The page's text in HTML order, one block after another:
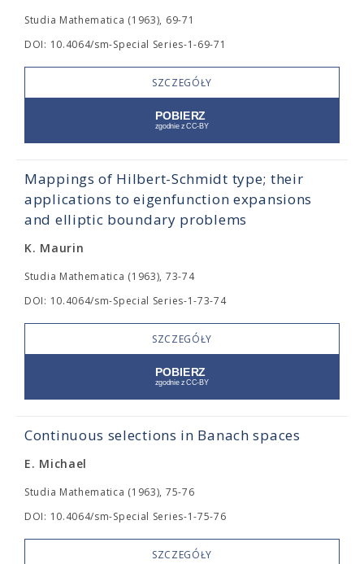
Studia Mathematica (1963), 69-71
DOI: 10.4064/sm-Special Series-1-69-71
SZCZEGÓŁY
Mappings of Hilbert-Schmidt type; their
applications to eigenfunction expansions
and elliptic boundary problems
K. Maurin
Studia Mathematica (1963), 73-74
DOI: 10.4064/sm-Special Series-1-73-74
SZCZEGÓŁY
Continuous selections in Banach spaces
E. Michael
Studia Mathematica (1963), 75-76
DOI: 10.4064/sm-Special Series-1-75-76
SZCZEGÓŁY